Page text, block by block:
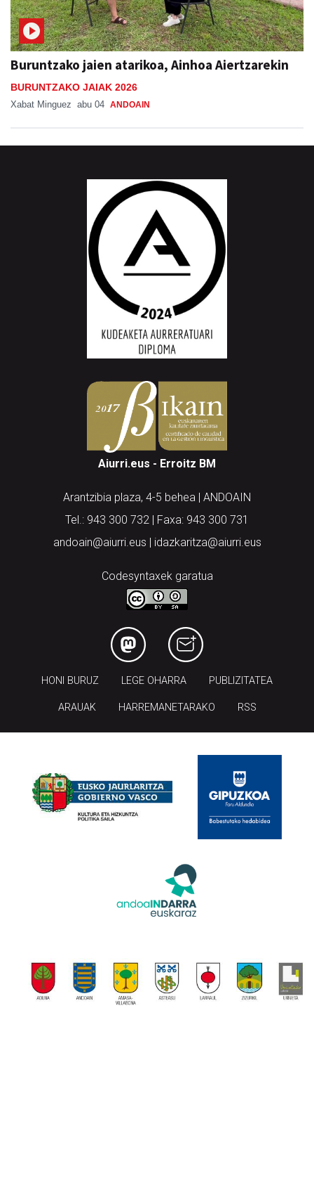
Buruntzako jaien atarikoa, Ainhoa Aiertzarekin
BURUNTZAKO JAIAK 2026
Xabat Minguez abu 04 ANDOAIN
Aiurri.eus - Erroitz BM
Arantzibia plaza, 4-5 behea | ANDOAIN
Tel.: 943 300 732 | Faxa: 943 300 731
andoain@aiurri.eus | idazkaritza@aiurri.eus
Codesyntaxek garatua
HONI BURUZ LEGE OHARRA PUBLIZITATEA
ARAUAK HARREMANETARAKO RSS